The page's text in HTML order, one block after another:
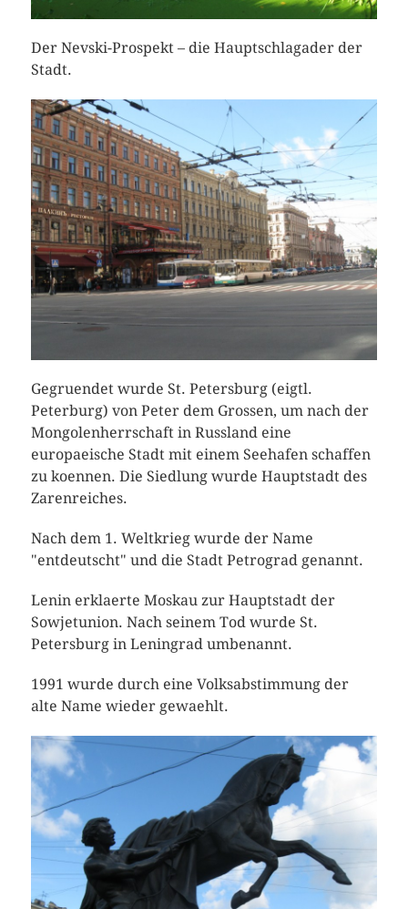
Der Nevski-Prospekt – die Hauptschlagader der
Stadt.
Gegruendet wurde St. Petersburg (eigtl.
Peterburg) von Peter dem Grossen, um nach der
Mongolenherrschaft in Russland eine
europaeische Stadt mit einem Seehafen schaffen
zu koennen. Die Siedlung wurde Hauptstadt des
Zarenreiches.
Nach dem 1. Weltkrieg wurde der Name
"entdeutscht" und die Stadt Petrograd genannt.
Lenin erklaerte Moskau zur Hauptstadt der
Sowjetunion. Nach seinem Tod wurde St.
Petersburg in Leningrad umbenannt.
1991 wurde durch eine Volksabstimmung der
alte Name wieder gewaehlt.